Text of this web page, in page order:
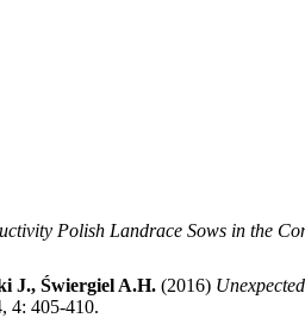
Polish Landrace Sows in the
J., Świergiel A.H. (2016)
4: 405-410.